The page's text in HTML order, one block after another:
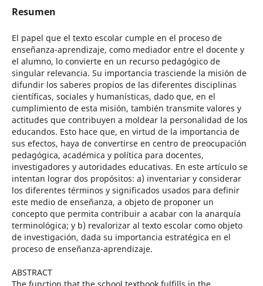
Resumen
El papel que el texto escolar cumple en el proceso de
enseñanza-aprendizaje, como mediador entre el docente y
el alumno, lo convierte en un recurso pedagógico de
singular relevancia. Su importancia trasciende la misión de
difundir los saberes propios de las diferentes disciplinas
científicas, sociales y humanísticas, dado que, en el
cumplimiento de esta misión, también transmite valores y
actitudes que contribuyen a moldear la personalidad de los
educandos. Esto hace que, en virtud de la importancia de
sus efectos, haya de convertirse en centro de preocupación
pedagógica, académica y política para docentes,
investigadores y autoridades educativas. En este artículo se
intentan lograr dos propósitos: a) inventariar y considerar
los diferentes términos y significados usados para definir
este medio de enseñanza, a objeto de proponer un
concepto que permita contribuir a acabar con la anarquía
terminológica; y b) revalorizar al texto escolar como objeto
de investigación, dada su importancia estratégica en el
proceso de enseñanza-aprendizaje.
ABSTRACT